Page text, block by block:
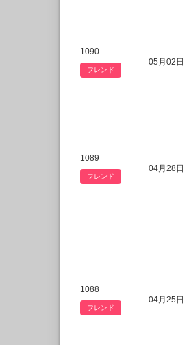
1090
フレンド
05月02日
1089
フレンド
04月28日
1088
フレンド
04月25日